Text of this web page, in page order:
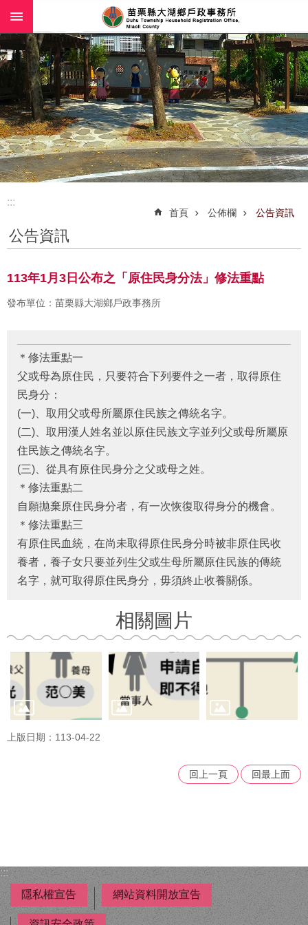
跳到主要內容區塊
:::
首頁 公佈欄 公告資訊
公告資訊
113年1月3日公布之「原住民身分法」修法重點
發布單位：苗栗縣大湖鄉戶政事務所
＊修法重點一
父或母為原住民，只要符合下列要件之一者，取得原住
民身分：
(一)、取用父或母所屬原住民族之傳統名字。
(二)、取用漢人姓名並以原住民族文字並列父或母所屬原
住民族之傳統名字。
(三)、從具有原住民身分之父或母之姓。
＊修法重點二
自願拋棄原住民身分者，有一次恢復取得身分的機會。
＊修法重點三
有原住民血統，在尚未取得原住民身分時被非原住民收
養者，養子女只要並列生父或生母所屬原住民族的傳統
名字，就可取得原住民身分，毋須終止收養關係。
相關圖片
上版日期：113-04-22
回上一頁 回最上面
:::
隱私權宣告
網站資料開放宣告